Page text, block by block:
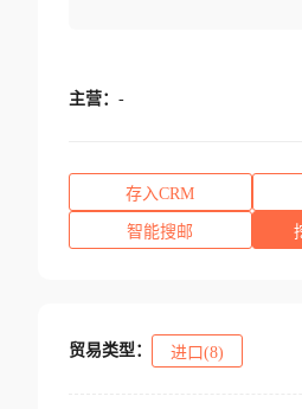
主营： -
存入CRM
智能搜邮
贸易类型： 进口(8)